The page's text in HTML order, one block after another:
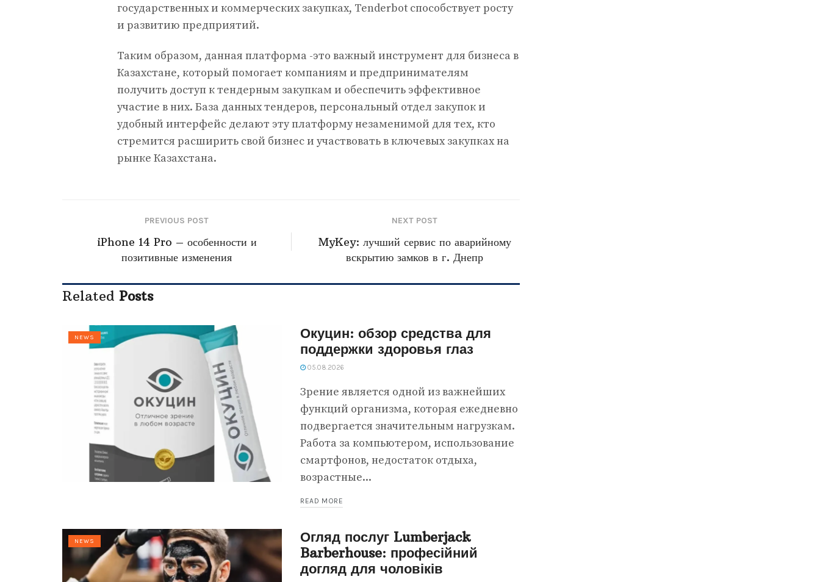
государственных и коммерческих закупках, Tenderbot способствует росту
и развитию предприятий.
Таким образом, данная платформа -это важный инструмент для бизнеса в
Казахстане, который помогает компаниям и предпринимателям
получить доступ к тендерным закупкам и обеспечить эффективное
участие в них. База данных тендеров, персональный отдел закупок и
удобный интерфейс делают эту платформу незаменимой для тех, кто
стремится расширить свой бизнес и участвовать в ключевых закупках на
рынке Казахстана.
PREVIOUS POST
iPhone 14 Pro – особенности и
позитивные изменения
NEXT POST
MyKey: лучший сервис по аварийному
вскрытию замков в г. Днепр
Related Posts
NEWS
Окуцин: обзор средства для
поддержки здоровья глаз
05.08.2026
Зрение является одной из важнейших
функций организма, которая ежедневно
подвергается значительным нагрузкам.
Работа за компьютером, использование
смартфонов, недостаток отдыха,
возрастные...
READ MORE
NEWS
Огляд послуг Lumberjack
Barberhouse: професійний
догляд для чоловіків